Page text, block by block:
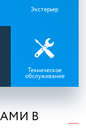
Экстерьер
Техническое
обслуживание
В